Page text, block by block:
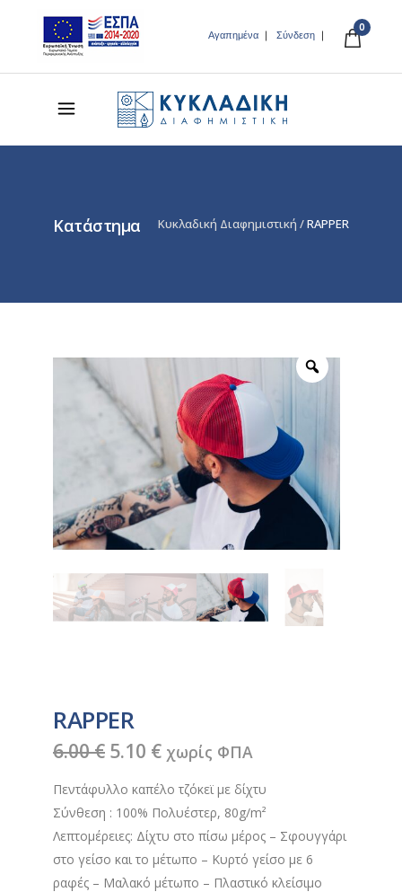
Αγαπημένα Σύνδεση
0
Κατάστημα Κυκλαδική Διαφημιστική /RAPPER
RAPPER
6.00€ Original
was:
6.00 €.
5.10 €Η
τιμή
είναι:
5.10 €.
χωρίς ΦΠΑ
Πεντάφυλλο καπέλο τζόκεϊ με δίχτυ
Σύνθεση : 100% Πολυέστερ, 80g/m²
Λεπτομέρειες: Δίχτυ στο πίσω μέρος – Σφουγγάρι
στο γείσο και το μέτωπο – Κυρτό γείσο με 6
ραφές – Μαλακό μέτωπο – Πλαστικό κλείσιμο